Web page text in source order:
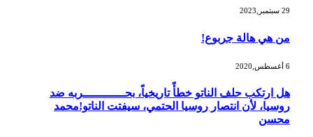
29 سبتمبر,2023
من هي هالة جربوع!
هل ارتكب حلف الناتو خطأً تاريخياً، بحــــــــــــربه ضد
روسيا، لأن انتصار روسيا الحتمي، سيفتت الناتو!محمد
محسن